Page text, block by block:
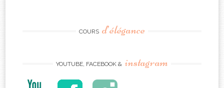
COURS d’élégance
YOUTUBE, FACEBOOK & instagram